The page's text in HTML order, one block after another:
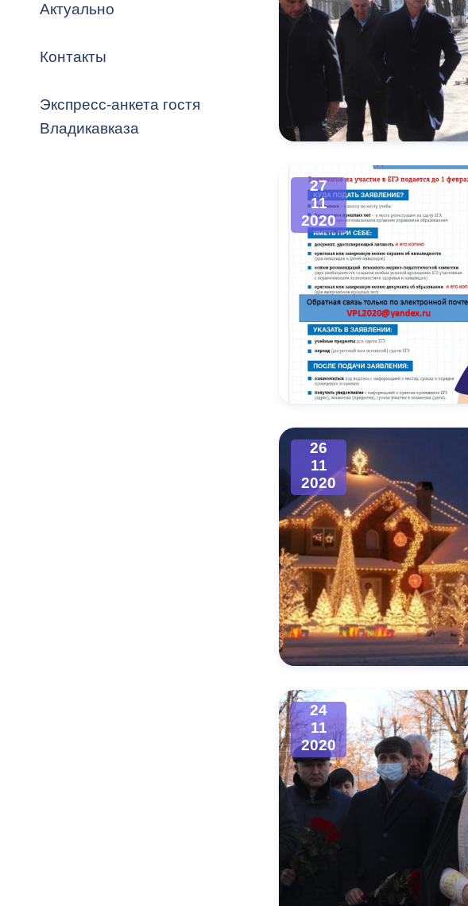
Владикавказ
Распоряжения, постановления
ОРВ и экспертиза НПА
Оценка деятельности органов
местного самоуправления
Открытые данные
Информация о результатах
проверок
Муниципальный контроль
Актуально
Контакты
Экспресс-анкета гостя
Владикавказа
27
11
2020
26
11
2020
24
11
2020